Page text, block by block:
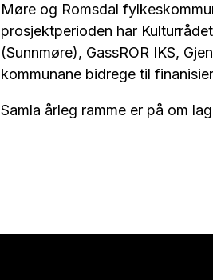
Møre og Romsdal
prosjektperioden har
(Sunnmøre), GassROR IKS,
kommunane bidrege til
Samla årleg ramme er på om